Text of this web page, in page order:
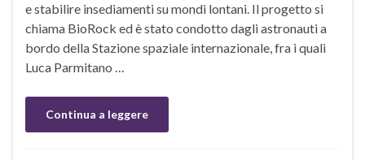
e stabilire insediamenti su mondi lontani. Il progetto si
chiama BioRock ed è stato condotto dagli astronauti a
bordo della Stazione spaziale internazionale, fra i quali
Luca Parmitano …
Continua a leggere